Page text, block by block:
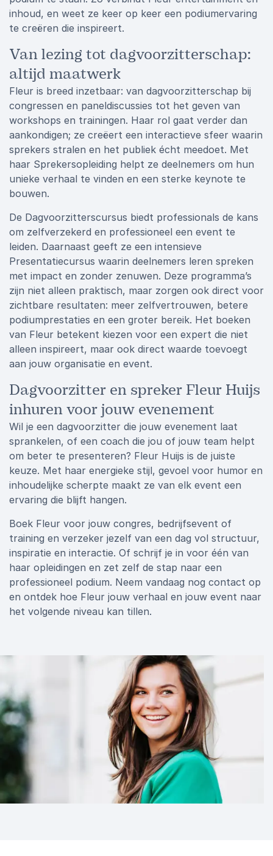
inhoud, en weet ze keer op keer een podiumervaring
te creëren die inspireert.
Van lezing tot dagvoorzitterschap:
altijd maatwerk
Fleur is breed inzetbaar: van dagvoorzitterschap bij
congressen en paneldiscussies tot het geven van
workshops en trainingen. Haar rol gaat verder dan
aankondigen; ze creëert een interactieve sfeer waarin
sprekers stralen en het publiek écht meedoet. Met
haar Sprekersopleiding helpt ze deelnemers om hun
unieke verhaal te vinden en een sterke keynote te
bouwen.
De Dagvoorzitterscursus biedt professionals de kans
om zelfverzekerd en professioneel een event te
leiden. Daarnaast geeft ze een intensieve
Presentatiecursus waarin deelnemers leren spreken
met impact en zonder zenuwen. Deze programma’s
zijn niet alleen praktisch, maar zorgen ook direct voor
zichtbare resultaten: meer zelfvertrouwen, betere
podiumprestaties en een groter bereik. Het boeken
van Fleur betekent kiezen voor een expert die niet
alleen inspireert, maar ook direct waarde toevoegt
aan jouw organisatie en event.
Dagvoorzitter en spreker Fleur Huijs
inhuren voor jouw evenement
Wil je een dagvoorzitter die jouw evenement laat
sprankelen, of een coach die jou of jouw team helpt
om beter te presenteren? Fleur Huijs is de juiste
keuze. Met haar energieke stijl, gevoel voor humor en
inhoudelijke scherpte maakt ze van elk event een
ervaring die blijft hangen.
Boek Fleur voor jouw congres, bedrijfsevent of
training en verzeker jezelf van een dag vol structuur,
inspiratie en interactie. Of schrijf je in voor één van
haar opleidingen en zet zelf de stap naar een
professioneel podium. Neem vandaag nog contact op
en ontdek hoe Fleur jouw verhaal en jouw event naar
het volgende niveau kan tillen.